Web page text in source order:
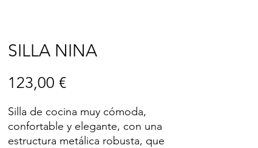
SILLA NINA
123,00 €Precio
Silla de cocina muy cómoda,
confortable y elegante, con una
estructura metálica robusta, que